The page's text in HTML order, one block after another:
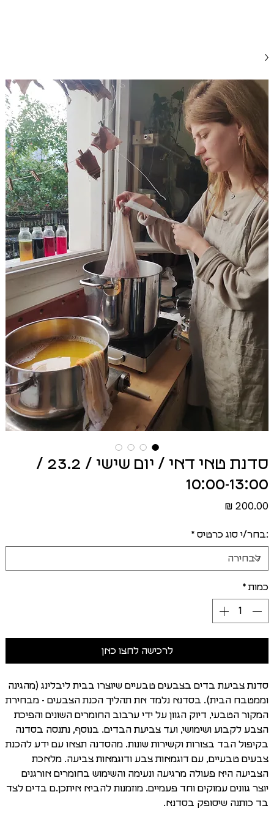
סדנת טאי דאי / יום שישי / 23.2 /
10:00-13:00
מחיר
:בחר/י סוג כרטיס *
כמות *
לרכישה לחצו כאן
סדנת צביעת בדים בצבעים טבעיים שיוצרו בבית ליבלינג (מהגינה
וממטבח הבית). בסדנא נלמד את תהליך הכנת הצבעים - מבחירת
המקור הטבעי, דיוק הגוון על ידי ערבוב החומרים השונים והפיכת
הצבע לקבוע ושימושי, ועד צביעת הבדים. בנוסף, נתנסה בסדנה
בקיפול הבד בצורות וקשירות שונות. מהסדנה תצאו עם ידע להכנת
צבעים טבעיים, עם דוגמאות צבע ודוגמאות צביעה. מלאכת
הצביעה היא פעולה מרגיעה ונעימה והשימוש בחומרים אורגנים
יוצר גוונים עמוקים וחד פעמיים. מוזמנות להביא איתכן.ם בדים לצד
בד כותנה שיסופק בסדנא.